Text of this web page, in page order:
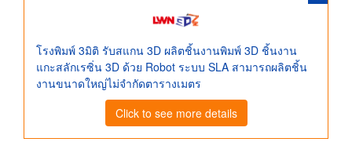
โรงพิมพ์ 3มิติ รับสแกน 3D ผลิตชิ้นงานพิมพ์ 3D ชิ้นงาน
แกะสลักเรซิ่น 3D ด้วย Robot ระบบ SLA สามารถผลิตชิ้น
งานขนาดใหญ่ไม่จำกัดตารางเมตร
Click to see more details